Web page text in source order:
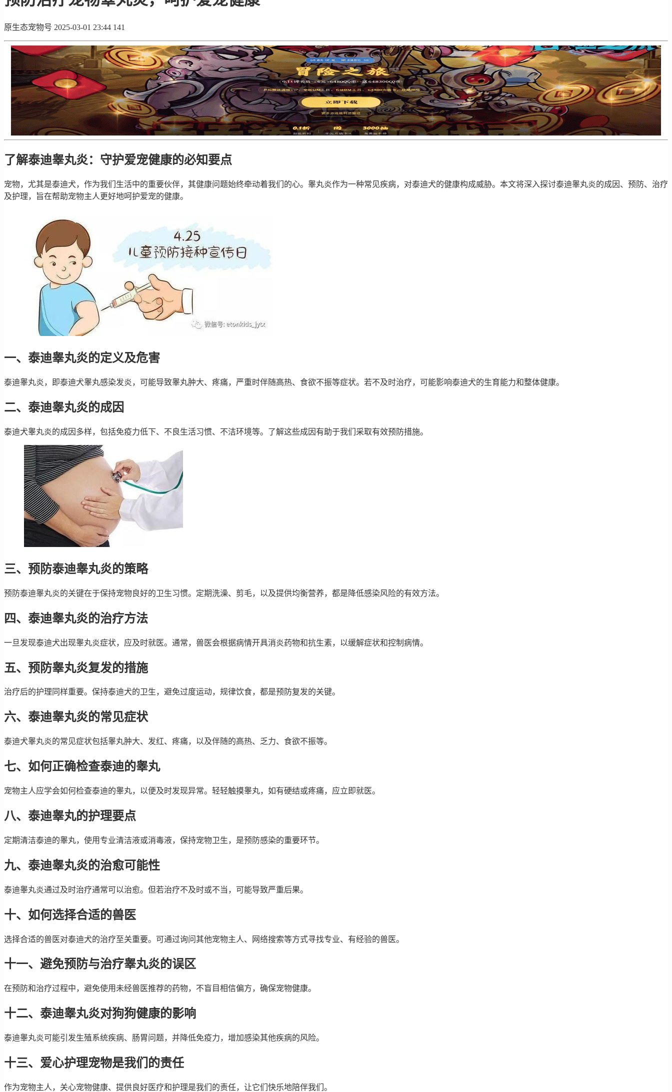
原生态宠物号 2025-03-01 23:44 141
了解泰迪睾丸炎：守护爱宠健康的必知要点
宠物，尤其是泰迪犬，作为我们生活中的重要伙伴，其健康问题始终牵动着我们的心。睾丸炎作为一种常见疾病，对泰迪犬的健康构成威胁。本文将深入探讨泰迪睾丸炎的成因、预防、治疗
及护理，旨在帮助宠物主人更好地呵护爱宠的健康。
一、泰迪睾丸炎的定义及危害
泰迪睾丸炎，即泰迪犬睾丸感染发炎，可能导致睾丸肿大、疼痛，严重时伴随高热、食欲不振等症状。若不及时治疗，可能影响泰迪犬的生育能力和整体健康。
二、泰迪睾丸炎的成因
泰迪犬睾丸炎的成因多样，包括免疫力低下、不良生活习惯、不洁环境等。了解这些成因有助于我们采取有效预防措施。
三、预防泰迪睾丸炎的策略
预防泰迪睾丸炎的关键在于保持宠物良好的卫生习惯。定期洗澡、剪毛，以及提供均衡营养，都是降低感染风险的有效方法。
四、泰迪睾丸炎的治疗方法
一旦发现泰迪犬出现睾丸炎症状，应及时就医。通常，兽医会根据病情开具消炎药物和抗生素，以缓解症状和控制病情。
五、预防睾丸炎复发的措施
治疗后的护理同样重要。保持泰迪犬的卫生，避免过度运动，规律饮食，都是预防复发的关键。
六、泰迪睾丸炎的常见症状
泰迪犬睾丸炎的常见症状包括睾丸肿大、发红、疼痛，以及伴随的高热、乏力、食欲不振等。
七、如何正确检查泰迪的睾丸
宠物主人应学会如何检查泰迪的睾丸，以便及时发现异常。轻轻触摸睾丸，如有硬结或疼痛，应立即就医。
八、泰迪睾丸的护理要点
定期清洁泰迪的睾丸，使用专业清洁液或消毒液，保持宠物卫生，是预防感染的重要环节。
九、泰迪睾丸炎的治愈可能性
泰迪睾丸炎通过及时治疗通常可以治愈。但若治疗不及时或不当，可能导致严重后果。
十、如何选择合适的兽医
选择合适的兽医对泰迪犬的治疗至关重要。可通过询问其他宠物主人、网络搜索等方式寻找专业、有经验的兽医。
十一、避免预防与治疗睾丸炎的误区
在预防和治疗过程中，避免使用未经兽医推荐的药物，不盲目相信偏方，确保宠物健康。
十二、泰迪睾丸炎对狗狗健康的影响
泰迪睾丸炎可能引发生殖系统疾病、肠胃问题，并降低免疫力，增加感染其他疾病的风险。
十三、爱心护理宠物是我们的责任
作为宠物主人，关心宠物健康、提供良好医疗和护理是我们的责任，让它们快乐地陪伴我们。